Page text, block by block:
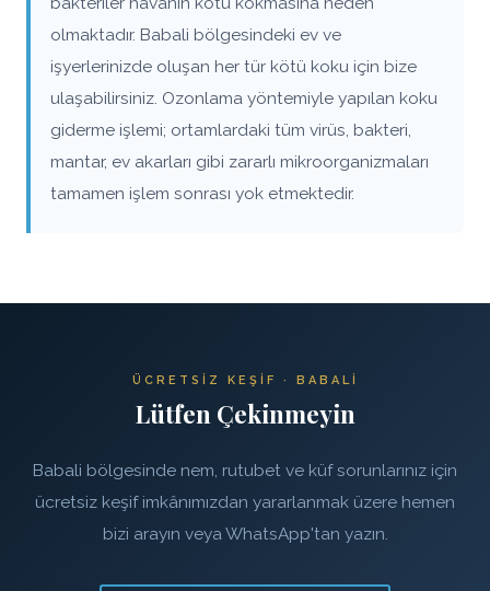
olmaktadır. Babali bölgesindeki ev ve
işyerlerinizde oluşan her tür kötü koku için bize
ulaşabilirsiniz. Ozonlama yöntemiyle yapılan koku
giderme işlemi; ortamlardaki tüm virüs, bakteri,
mantar, ev akarları gibi zararlı mikroorganizmaları
tamamen işlem sonrası yok etmektedir.
ÜCRETSIZ KEŞIF · BABALI
Lütfen Çekinmeyin
Babali bölgesinde nem, rutubet ve küf sorunlarınız için
ücretsiz keşif imkânımızdan yararlanmak üzere hemen
bizi arayın veya WhatsApp'tan yazın.